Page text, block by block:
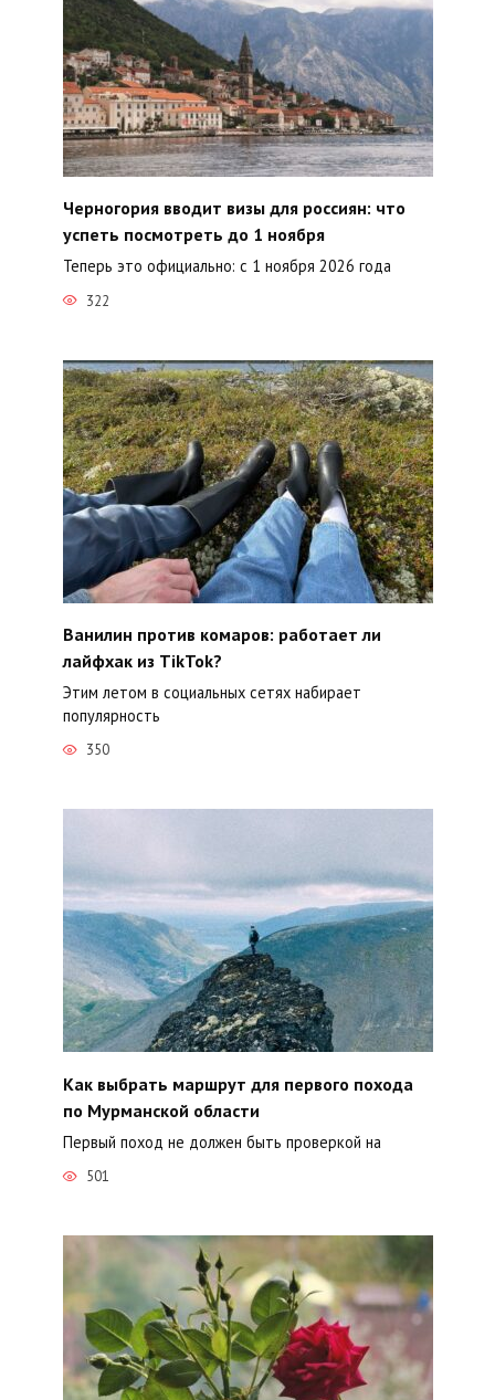
Черногория вводит визы для россиян: что
успеть посмотреть до 1 ноября
Теперь это официально: с 1 ноября 2026 года
322
Ванилин против комаров: работает ли
лайфхак из TikTok?
Этим летом в социальных сетях набирает
популярность
350
Как выбрать маршрут для первого похода
по Мурманской области
Первый поход не должен быть проверкой на
501